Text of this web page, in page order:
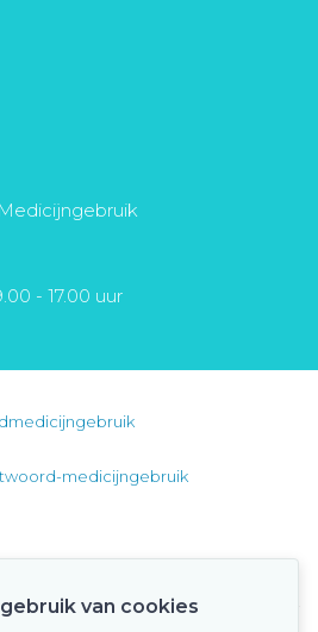
- 17.00 uur
medicijngebruik
van cookies